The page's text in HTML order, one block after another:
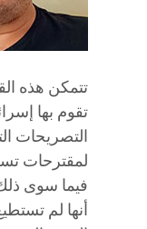
تتمكن هذه
تقوم بها
التصريحات
لمقترحات
فيما سوى
أنها لم